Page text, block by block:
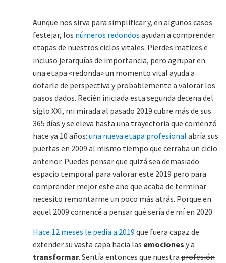
Aunque nos sirva para simplificar y, en algunos casos
festejar, los números redondos ayudan a comprender
etapas de nuestros ciclos vitales. Pierdes matices e
incluso jerarquías de importancia, pero agrupar en
una etapa «redonda» un momento vital ayuda a
dotarle de perspectiva y probablemente a valorar los
pasos dados. Recién iniciada esta segunda decena del
siglo XXI, mi mirada al pasado 2019 cubre más de sus
365 días y se eleva hasta una trayectoria que comenzó
hace ya 10 años: una nueva etapa profesional abría sus
puertas en 2009 al mismo tiempo que cerraba un ciclo
anterior. Puedes pensar que quizá sea demasiado
espacio temporal para valorar este 2019 pero para
comprender mejor este año que acaba de terminar
necesito remontarme un poco más atrás. Porque en
aquel 2009 comencé a pensar qué sería de mí en 2020.
Hace 12 meses le pedía a 2019 que fuera capaz de
extender su vasta capa hacia las emociones y a
transformar. Sentía entonces que nuestra profesión